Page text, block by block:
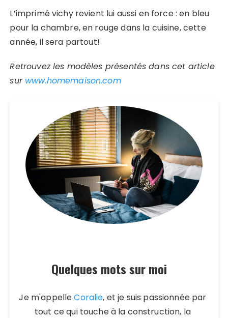
L’imprimé vichy revient lui aussi en force : en bleu
pour la chambre, en rouge dans la cuisine, cette
année, il sera partout!
Retrouvez les modèles présentés dans cet article
sur www.homemaison.com
Quelques mots sur moi
Je m'appelleCoralie, et je suis passionnée par
tout ce qui touche à la construction, la